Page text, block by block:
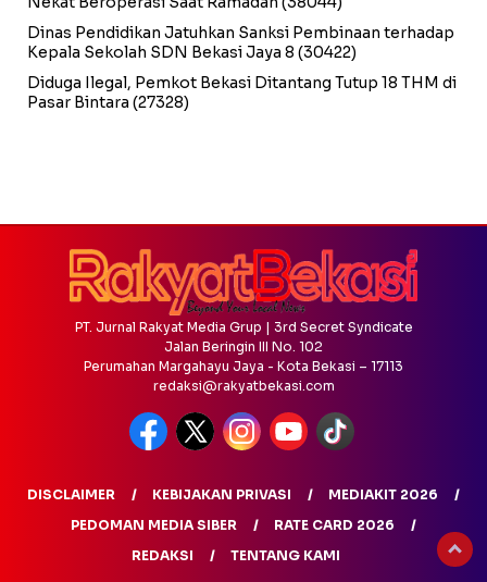
Dinas Pendidikan Jatuhkan Sanksi Pembinaan terhadap
Kepala Sekolah SDN Bekasi Jaya 8 (30422)
Diduga Ilegal, Pemkot Bekasi Ditantang Tutup 18 THM di
Pasar Bintara (27328)
PT. Jurnal Rakyat Media Grup | 3rd Secret Syndicate
Jalan Beringin III No. 102
Perumahan Margahayu Jaya - Kota Bekasi – 17113
redaksi@rakyatbekasi.com
DISCLAIMER KEBIJAKAN PRIVASI
MEDIAKIT 2026
PEDOMAN MEDIA SIBER
RATE CARD 2026
REDAKSI
TENTANG KAMI